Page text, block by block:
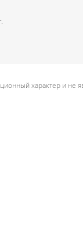
характер и не